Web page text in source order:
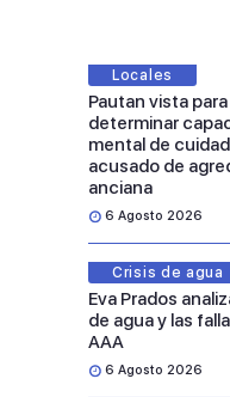
Locales
Pautan vista para
determinar
mental de
acusado de
anciana
6 Agosto 2026
Crisis de agua
Eva Prados
de agua y las
AAA
6 Agosto 2026